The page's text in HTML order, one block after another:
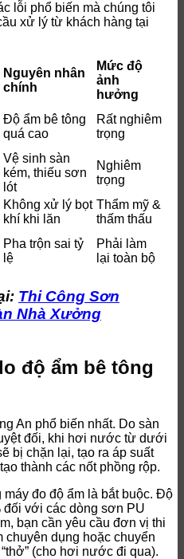
lỗi phổ biến mà chúng tôi
xử lý từ khách hàng tại
Nguyên nhân
chính
Mức độ
ảnh
hưởng
Độ ẩm bê tông
quá cao
Rất nghiêm
trọng
Vệ sinh sàn
kém, thiếu sơn
lót
Nghiêm
trọng
Không xử lý bọt
khí khi lăn
Thẩm mỹ &
thấm thấu
Pha trộn sai tỷ
lệ
Phải làm
lại toàn bộ
Thi Công Sơn
Nhà Xưởng
độ ẩm bê tông
An phổ biến nhất. Do sàn
đối, khi hơi nước từ dưới
bị chặn lại, tạo ra áp suất
thành các nốt phồng rộp.
đo độ ẩm là bắt buộc. Độ
với các dòng sơn PU
bạn cần yêu cầu đơn vị thi
dụng hoặc chuyển
(cho hơi nước đi qua).